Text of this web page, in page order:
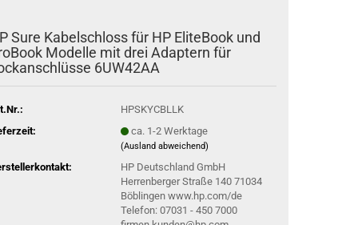
Sure Kabelschloss für HP EliteBook und
Modelle mit drei Adaptern für
6UW42AA
HPSKYCBLLK
ca. 1-2 Werktage
(Ausland abweichend)
HP Deutschland GmbH
Herrenberger Straße 140 71034
Böblingen www.hp.com/de
Telefon: 07031 - 450 7000